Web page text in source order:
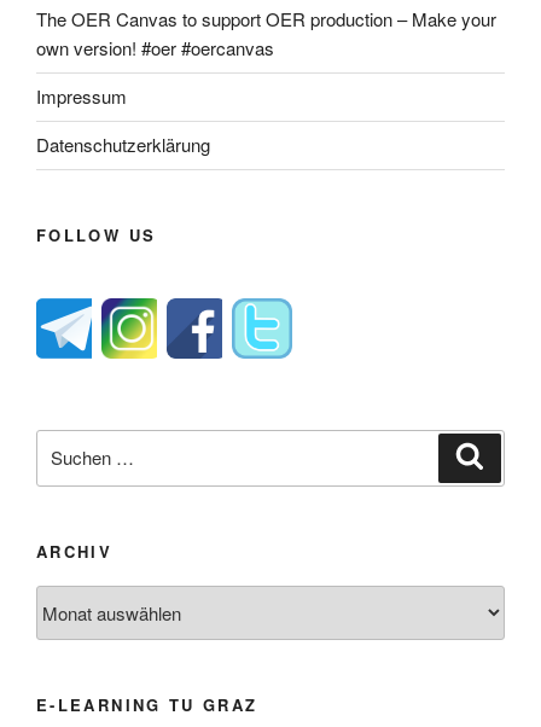
The OER Canvas to support OER production – Make your
own version! #oer #oercanvas
Impressum
Datenschutzerklärung
FOLLOW US
nach:
ARCHIV
E-LEARNING TU GRAZ